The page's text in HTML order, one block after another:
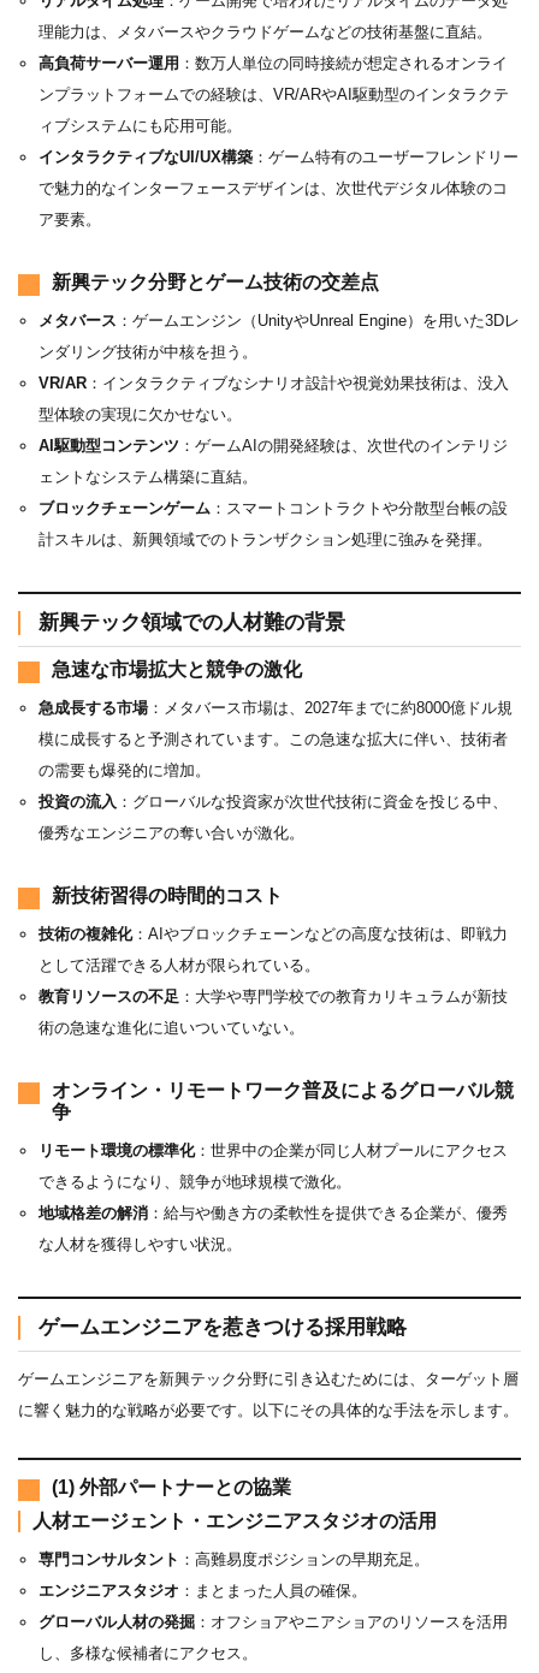
理能力は、メタバースやクラウドゲームなどの技術基盤に直結。
高負荷サーバー運用 ：数万人単位の同時接続が想定されるオンライ
ンプラットフォームでの経験は、VR/ARやAI駆動型のインタラクテ
ィブシステムにも応用可能。
インタラクティブなUI/UX構築：ゲーム特有のユーザーフレンドリー
で魅力的なインターフェースデザインは、次世代デジタル体験のコ
ア要素。
新興テック分野とゲーム技術の交差点
メタバース ：ゲームエンジン（UnityやUnreal Engine）を用いた3Dレ
ンダリング技術が中核を担う。
VR/AR：インタラクティブなシナリオ設計や視覚効果技術は、没入
型体験の実現に欠かせない。
AI駆動型コンテンツ ：ゲームAIの開発経験は、次世代のインテリジ
ェントなシステム構築に直結。
ブロックチェーンゲーム ：スマートコントラクトや分散型台帳の設
計スキルは、新興領域でのトランザクション処理に強みを発揮。
新興テック領域での人材難の背景
急速な市場拡大と競争の激化
急成長する市場：メタバース市場は、2027年までに約8000億ドル規
模に成長すると予測されています。この急速な拡大に伴い、技術者
の需要も爆発的に増加。
投資の流入 ：グローバルな投資家が次世代技術に資金を投じる中、
優秀なエンジニアの奪い合いが激化。
新技術習得の時間的コスト
技術の複雑化：AIやブロックチェーンなどの高度な技術は、即戦力
として活躍できる人材が限られている。
教育リソースの不足 ：大学や専門学校での教育カリキュラムが新技
術の急速な進化に追いついていない。
オンライン・リモートワーク普及によるグローバル競
争
リモート環境の標準化：世界中の企業が同じ人材プールにアクセス
できるようになり、競争が地球規模で激化。
地域格差の解消：給与や働き方の柔軟性を提供できる企業が、優秀
な人材を獲得しやすい状況。
ゲームエンジニアを惹きつける採用戦略
ゲームエンジニアを新興テック分野に引き込むためには、ターゲット層
に響く魅力的な戦略が必要です。以下にその具体的な手法を示します。
(1) 外部パートナーとの協業
人材エージェント・エンジニアスタジオの活用
専門コンサルタント ：高難易度ポジションの早期充足。
エンジニアスタジオ ：まとまった人員の確保。
グローバル人材の発掘：オフショアやニアショアのリソースを活用
し、多様な候補者にアクセス。